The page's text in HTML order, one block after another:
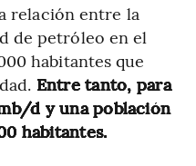
relación entre la
de petróleo en el
habitantes que
Entre tanto, para
d y una población
habitantes.